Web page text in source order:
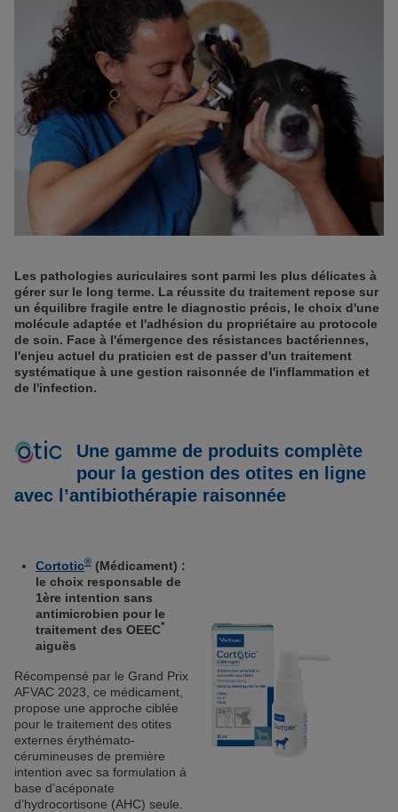
Les pathologies auriculaires sont parmi les plus délicates à
gérer sur le long terme. La réussite du traitement repose sur
un équilibre fragile entre le diagnostic précis, le choix d'une
molécule adaptée et l'adhésion du propriétaire au protocole
de soin. Face à l'émergence des résistances bactériennes,
l'enjeu actuel du praticien est de passer d'un traitement
systématique à une gestion raisonnée de l'inflammation et
de l'infection.
Une gamme de produits complète
pour la gestion des otites en ligne
avec l’antibiothérapie raisonnée
Cortotic® (Médicament) :
le choix responsable de
1ère intention sans
antimicrobien pour le
traitement des OEEC*
aiguës
Récompensé par le Grand Prix
AFVAC 2023, ce médicament,
propose une approche ciblée
pour le traitement des otites
externes érythémato-
cérumineuses de première
intention avec sa formulation à
base d’acéponate
d’hydrocortisone (AHC) seule.